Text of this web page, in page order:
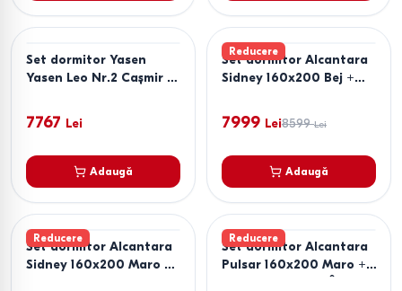
Set dormitor Yasen
Yasen Leo Nr.2 Cașmir /
7767 Lei
Adaugă
Reducere
Set dormitor Alcantara
Sidney 160x200 Bej +
Sonoma + Saltea Salt
Confort Clasic 160x200
7999 Lei8599 Lei
Adaugă
Reducere
Set dormitor Alcantara
Sidney 160x200 Maro +
Reducere
Set dormitor Alcantara
Pulsar 160x200 Maro +